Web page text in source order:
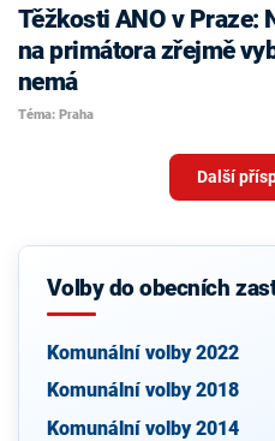
Těžkosti ANO v Praze:
na primátora zřejmě
nemá
Téma: Praha
Další
Volby do obecních
Komunální volby 2022
Komunální volby 2018
Komunální volby 2014